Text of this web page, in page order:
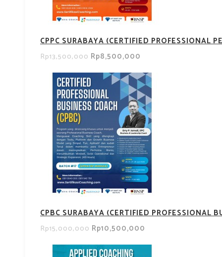
CPPC SURABAYA (CERTIFIED PROFESSIONAL
Rp13,500,000 Rp8,500,000
CPBC SURABAYA (CERTIFIED PROFESSIONAL
Rp15,000,000 Rp10,500,000